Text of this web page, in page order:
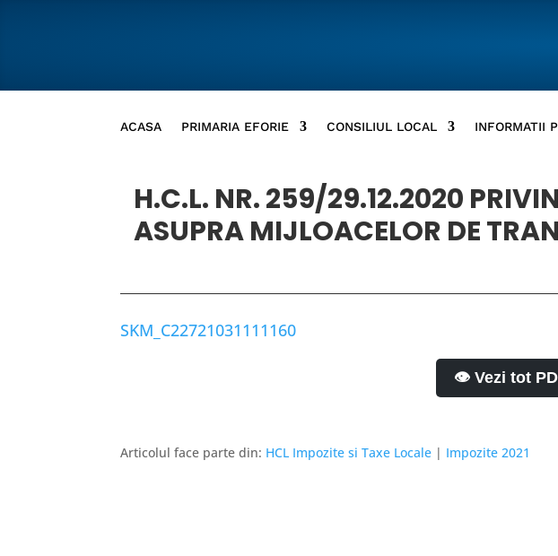
ACASA PRIMARIA EFORIE CONSILIUL LOCAL INFORMATII
H.C.L. NR. 259/29.12.2020
ASUPRA MIJLOACELOR DE
SKM_C22721031111160
👁️ Vezi tot
Articolul face parte din: HCL Impozite si Taxe Locale | Impozite 2021